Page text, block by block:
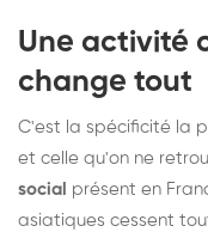
Une activité
change tout
C'est la spécificité la
et celle qu'on ne
social présent en
asiatiques cessent